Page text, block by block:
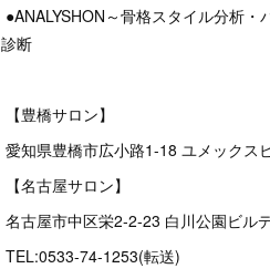
●ANALYSHON～骨格スタイル分析
診断
【豊橋サロン】
愛知県豊橋市広小路1-18 ユメックス
【名古屋サロン】
名古屋市中区栄2‐2‐23 白川公園ビル
TEL:0533-74-1253(転送)